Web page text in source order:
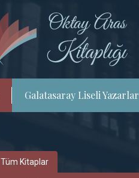
Galatasaray Liseli Yazarlar
Tüm Kitaplar